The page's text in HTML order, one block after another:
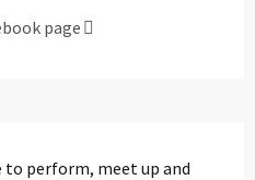
page
to perform, meet up and